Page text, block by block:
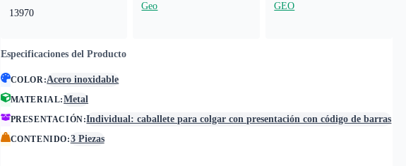
13970
Geo GEO
Especificaciones del Producto
COLOR:Acero inoxidable
MATERIAL:Metal
PRESENTACIÓN:Individual: caballete para colgar con presentación con código de barras
CONTENIDO:3 Piezas